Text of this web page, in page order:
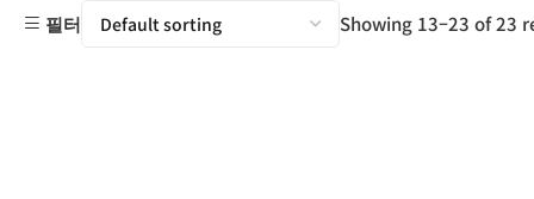
필터 Showing 13–23 of 23